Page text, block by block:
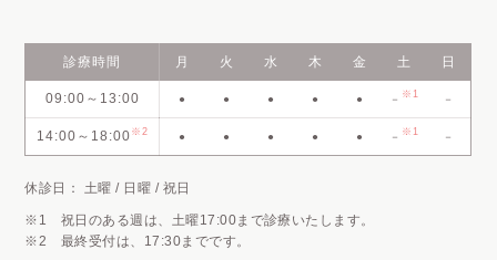
診療時間 月 火 水 木 金 土 日
09:00～13:00 ● ● ● ● ● － ※1 －
14:00～18:00 ※2 ● ● ● ● ● － ※1 －
休診日： 土曜 / 日曜 / 祝日
※1 祝日のある週は、土曜17:00まで診療いたします。
※2 最終受付は、17:30までです。